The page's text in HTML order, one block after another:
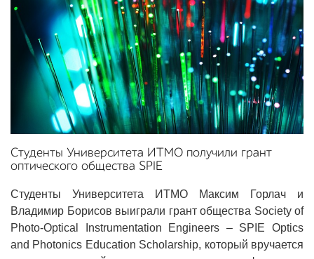
Студенты Университета ИТМО получили грант
оптического общества SPIE
Студенты Университета ИТМО Максим Горлач и
Владимир Борисов выиграли грант общества Society of
Photo-Optical Instrumentation Engineers – SPIE Optics
and Photonics Education Scholarship, который вручается